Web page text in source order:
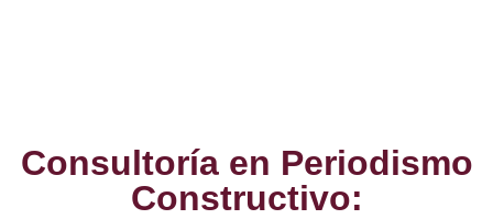
Consultoría en Periodismo
Constructivo: